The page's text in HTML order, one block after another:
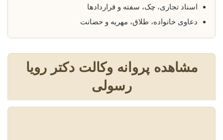
اسناد تجاری، چک، سفته و قراردادها
دعاوی خانواده، طلاق، مهریه و حضانت
مشاهده پروانه وکالت دکتر رویا
رسولی